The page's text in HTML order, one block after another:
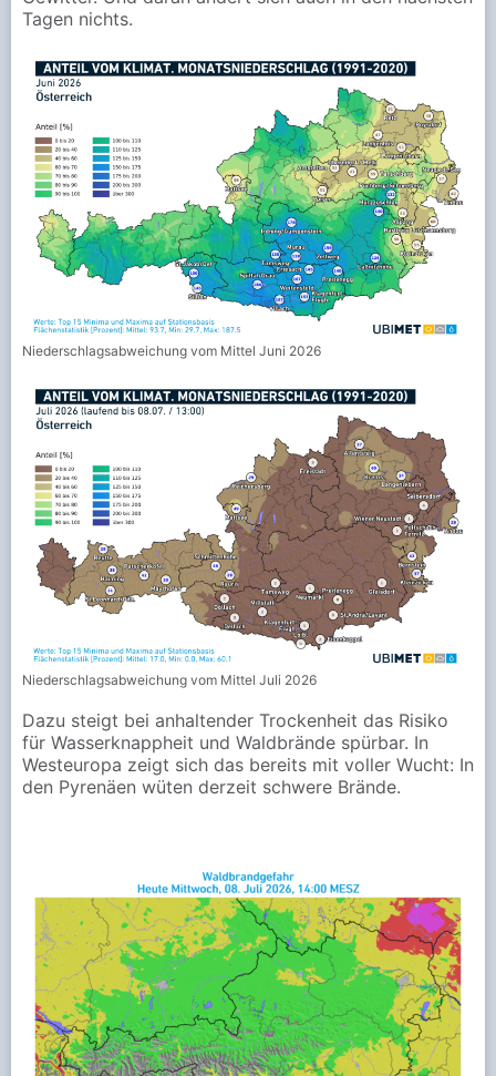
Tagen nichts.
Niederschlagsabweichung vom Mittel Juni 2026
Niederschlagsabweichung vom Mittel Juli 2026
Dazu steigt bei anhaltender Trockenheit das Risiko
für Wasserknappheit und Waldbrände spürbar. In
Westeuropa zeigt sich das bereits mit voller Wucht: In
den Pyrenäen wüten derzeit schwere Brände.